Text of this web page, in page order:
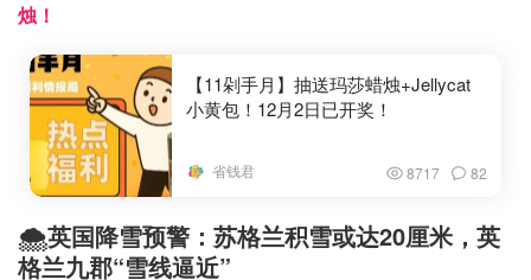
烛！
【11剁手月】抽送玛莎蜡烛+Jellycat
小黄包！12月2日已开奖！
省钱君 8717 82
🌨️英国降雪预警：苏格兰积雪或达20厘米，英
格兰九郡“雪线逼近”